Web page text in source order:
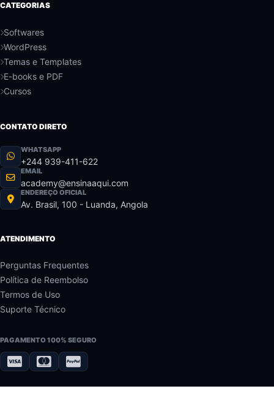
CATEGORIAS
Softwares
WordPress
Temas e Templates
E-books e PDF
Cursos
CONTATO DIRETO
WHATSAPP
+244 939-411-622
EMAIL
academy@ensinaaqui.com
ENDEREÇO OFICIAL
Av. Brasil, 100 - Luanda, Angola
ATENDIMENTO
Perguntas Frequentes
Política de Reembolso
Termos de Uso
Suporte Técnico
PAGAMENTO 100% SEGURO